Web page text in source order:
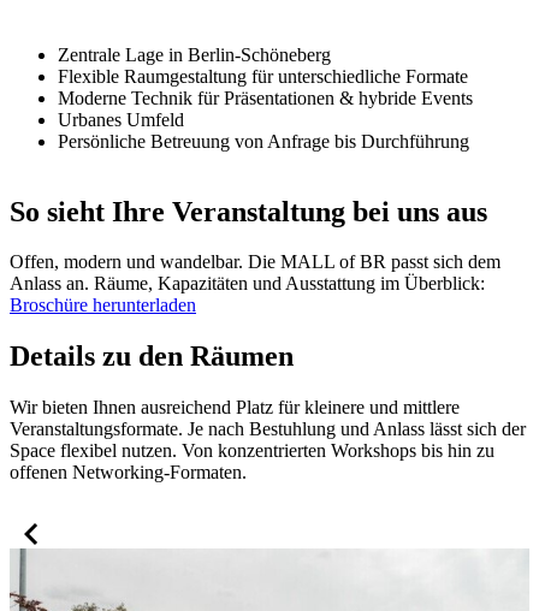
Zentrale Lage in Berlin-Schöneberg
Flexible Raumgestaltung für unterschiedliche Formate
Moderne Technik für Präsentationen & hybride Events
Urbanes Umfeld
Persönliche Betreuung von Anfrage bis Durchführung
So sieht Ihre Veranstaltung bei uns aus
Offen, modern und wandelbar. Die MALL of BR passt sich dem
Anlass an. Räume, Kapazitäten und Ausstattung im Überblick:
Broschüre herunterladen
Details zu den Räumen
Wir bieten Ihnen ausreichend Platz für kleinere und mittlere
Veranstaltungsformate. Je nach Bestuhlung und Anlass lässt sich der
Space flexibel nutzen. Von konzentrierten Workshops bis hin zu
offenen Networking-Formaten.